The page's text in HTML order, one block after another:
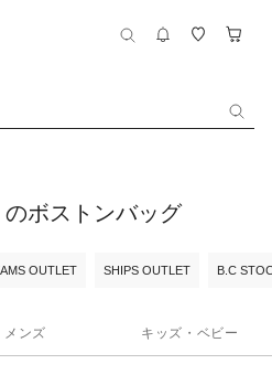
ボストンバッグ
OUTLET SHIPS OUTLET B.C
メンズ キッズ・ベビー